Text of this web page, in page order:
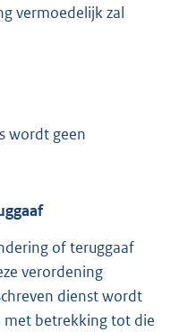
vermoedelijk zal
wordt geen
of teruggaaf
verordening
dienst wordt
met betrekking tot die